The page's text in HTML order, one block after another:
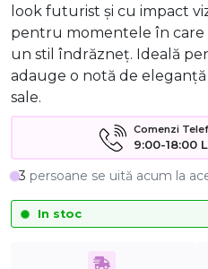
look futurist și cu impact
pentru momentele în care
un stil îndrăzneț. Ideală
adauge o notă de
sale.
Comenzi
9:00-18:00
3 persoane se uită acum la
In stoc